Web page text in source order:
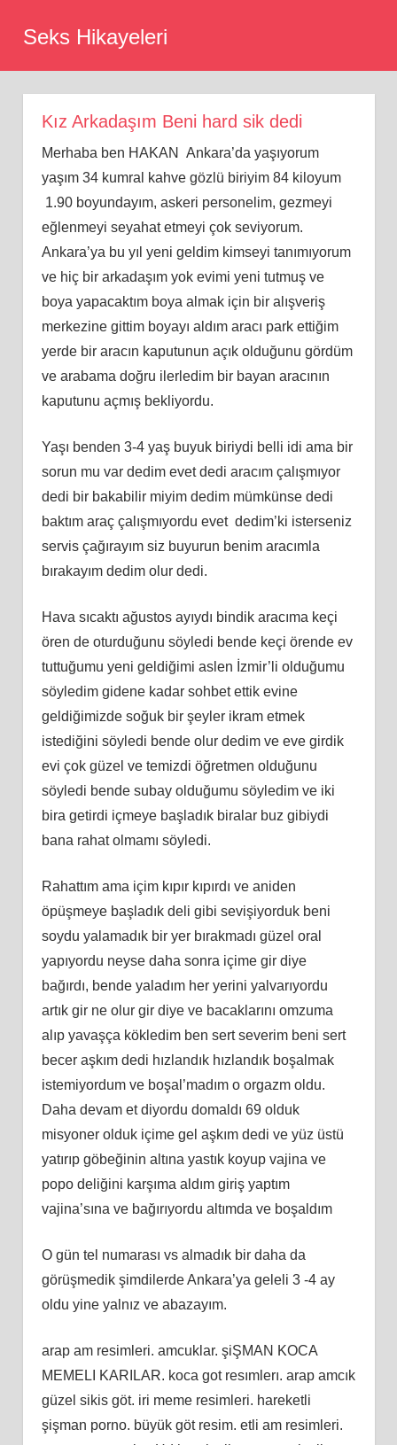
Seks Hikayeleri
Kız Arkadaşım Beni hard sik dedi
Merhaba ben HAKAN Ankara’da yaşıyorum
yaşım 34 kumral kahve gözlü biriyim 84 kiloyum
1.90 boyundayım, askeri personelim, gezmeyi
eğlenmeyi seyahat etmeyi çok seviyorum.
Ankara’ya bu yıl yeni geldim kimseyi tanımıyorum
ve hiç bir arkadaşım yok evimi yeni tutmuş ve
boya yapacaktım boya almak için bir alışveriş
merkezine gittim boyayı aldım aracı park ettiğim
yerde bir aracın kaputunun açık olduğunu gördüm
ve arabama doğru ilerledim bir bayan aracının
kaputunu açmış bekliyordu.
Yaşı benden 3-4 yaş buyuk biriydi belli idi ama bir
sorun mu var dedim evet dedi aracım çalışmıyor
dedi bir bakabilir miyim dedim mümkünse dedi
baktım araç çalışmıyordu evet dedim’ki isterseniz
servis çağırayım siz buyurun benim aracımla
bırakayım dedim olur dedi.
Hava sıcaktı ağustos ayıydı bindik aracıma keçi
ören de oturduğunu söyledi bende keçi örende ev
tuttuğumu yeni geldiğimi aslen İzmir’li olduğumu
söyledim gidene kadar sohbet ettik evine
geldiğimizde soğuk bir şeyler ikram etmek
istediğini söyledi bende olur dedim ve eve girdik
evi çok güzel ve temizdi öğretmen olduğunu
söyledi bende subay olduğumu söyledim ve iki
bira getirdi içmeye başladık biralar buz gibiydi
bana rahat olmamı söyledi.
Rahattım ama içim kıpır kıpırdı ve aniden
öpüşmeye başladık deli gibi sevişiyorduk beni
soydu yalamadık bir yer bırakmadı güzel oral
yapıyordu neyse daha sonra içime gir diye
bağırdı, bende yaladım her yerini yalvarıyordu
artık gir ne olur gir diye ve bacaklarını omzuma
alıp yavaşça kökledim ben sert severim beni sert
becer aşkım dedi hızlandık hızlandık boşalmak
istemiyordum ve boşal’madım o orgazm oldu.
Daha devam et diyordu domaldı 69 olduk
misyoner olduk içime gel aşkım dedi ve yüz üstü
yatırıp göbeğinin altına yastık koyup vajina ve
popo deliğini karşıma aldım giriş yaptım
vajina’sına ve bağırıyordu altımda ve boşaldım
O gün tel numarası vs almadık bir daha da
görüşmedik şimdilerde Ankara’ya geleli 3 -4 ay
oldu yine yalnız ve abazayım.
arap am resimleri. amcuklar. şiŞMAN KOCA
MEMELI KARILAR. koca got resımlerı. arap amcık
güzel sikis göt. iri meme resimleri. hareketli
şişman porno. büyük göt resim. etli am resimleri.